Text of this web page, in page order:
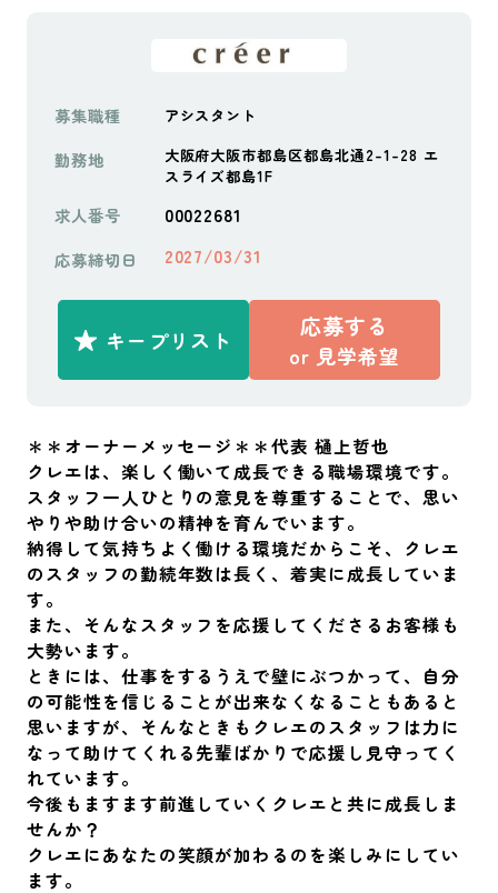
募集職種 アシスタント
勤務地
大阪府大阪市都島区都島北通2-1-28 エ
スライズ都島1F
求人番号 00022681
応募締切日 2027/03/31
キープリスト 応募する
or 見学希望
＊＊オーナーメッセージ＊＊代表 樋上哲也
クレエは、楽しく働いて成長できる職場環境です。
スタッフ一人ひとりの意見を尊重することで、思い
やりや助け合いの精神を育んでいます。
納得して気持ちよく働ける環境だからこそ、クレエ
のスタッフの勤続年数は長く、着実に成長していま
す。
また、そんなスタッフを応援してくださるお客様も
大勢います。
ときには、仕事をするうえで壁にぶつかって、自分
の可能性を信じることが出来なくなることもあると
思いますが、そんなときもクレエのスタッフは力に
なって助けてくれる先輩ばかりで応援し見守ってく
れています。
今後もますます前進していくクレエと共に成長しま
せんか？
クレエにあなたの笑顔が加わるのを楽しみにしてい
ます。